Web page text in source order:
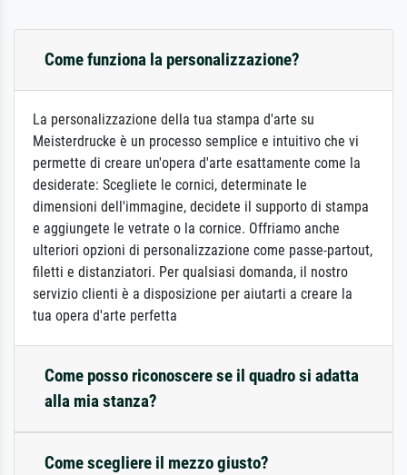
Come funziona la personalizzazione?
La personalizzazione della tua stampa d'arte su
Meisterdrucke è un processo semplice e intuitivo che vi
permette di creare un'opera d'arte esattamente come la
desiderate: Scegliete le cornici, determinate le
dimensioni dell'immagine, decidete il supporto di stampa
e aggiungete le vetrate o la cornice. Offriamo anche
ulteriori opzioni di personalizzazione come passe-partout,
filetti e distanziatori. Per qualsiasi domanda, il nostro
servizio clienti è a disposizione per aiutarti a creare la
tua opera d'arte perfetta
Come posso riconoscere se il quadro si adatta
alla mia stanza?
Come scegliere il mezzo giusto?